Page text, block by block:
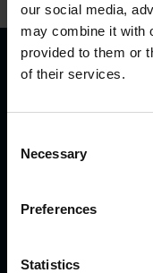
our social media,
may combine it with
provided to them or
of their services.
Necessary
Preferences
Statistics
sich der Konstruktion
Gebrauch, von Nord-